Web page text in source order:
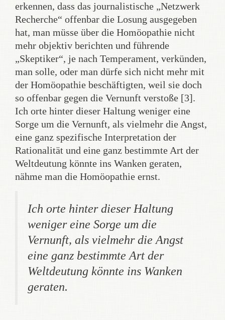
erkennen, dass das journalistische „Netzwerk
Recherche“ offenbar die Losung ausgegeben
hat, man müsse über die Homöopathie nicht
mehr objektiv berichten und führende
„Skeptiker“, je nach Temperament, verkünden,
man solle, oder man dürfe sich nicht mehr mit
der Homöopathie beschäftigten, weil sie doch
so offenbar gegen die Vernunft verstoße [3].
Ich orte hinter dieser Haltung weniger eine
Sorge um die Vernunft, als vielmehr die Angst,
eine ganz spezifische Interpretation der
Rationalität und eine ganz bestimmte Art der
Weltdeutung könnte ins Wanken geraten,
nähme man die Homöopathie ernst.
Ich orte hinter dieser Haltung
weniger eine Sorge um die
Vernunft, als vielmehr die Angst
eine ganz bestimmte Art der
Weltdeutung könnte ins Wanken
geraten.